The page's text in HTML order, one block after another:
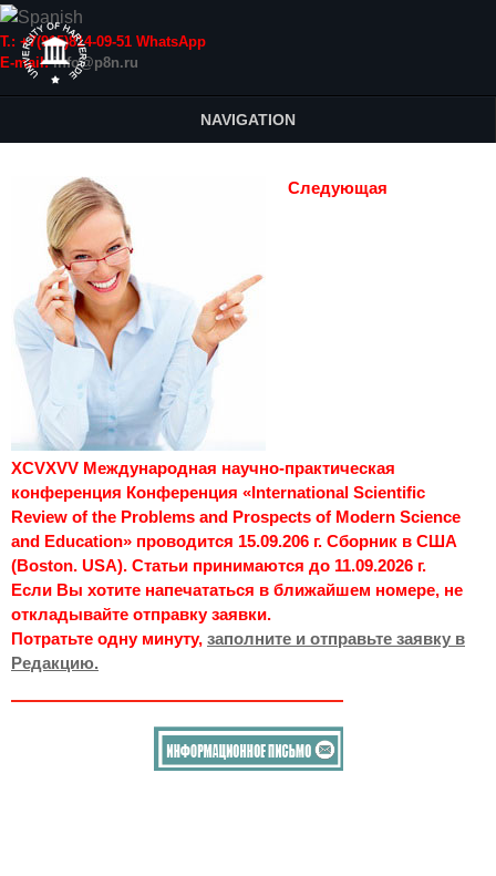
Т.: +7(915)814-09-51 WhatsApp
E-mail:info@p8n.ru
NAVIGATION
Следующая
XCVXVV Международная научно-практическая
конференция Конференция «International Scientific
Review of the Problems and Prospects of Modern Science
and Education» проводится 15.09.206 г. Сборник в США
(Boston. USA). Статьи принимаются до 11.09.2026 г.
Если Вы хотите напечататься в ближайшем номере, не
откладывайте отправку заявки.
Потратьте одну минуту, заполните и отправьте заявку в
Редакцию.